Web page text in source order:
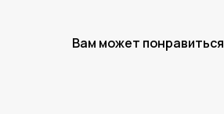
Вам может понравиться